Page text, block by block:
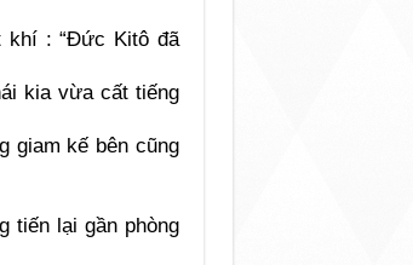
khí : “Đức Kitô đã
kia vừa cất tiếng
giam kế bên cũng
tiến lại gần phòng